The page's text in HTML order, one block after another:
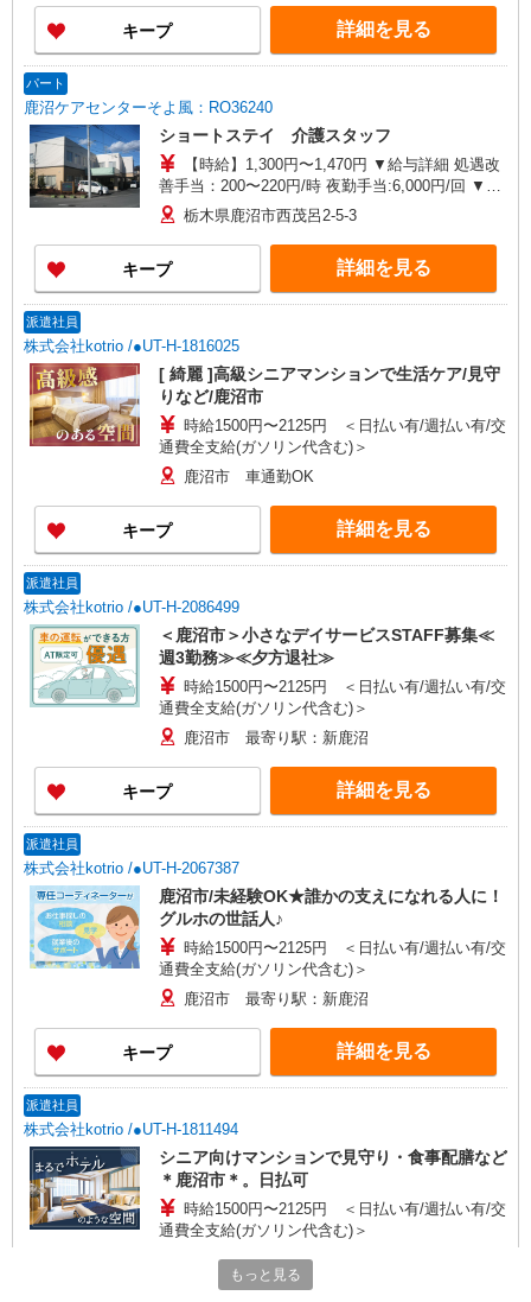
高額130万円） ※2025年6月支給実績 ※処遇改善
手当は試用期間中(3ヶ月)は支給なし
キープ 詳細を見る
パート
鹿沼ケアセンターそよ風：RO36240
ショートステイ 介護スタッフ
【時給】1,300円〜1,470円 ▼給与詳細 処遇改
善手当：200〜220円/時 夜勤手当:6,000円/回 ▼下
記別途支給 通勤手当 年末年始手当：380円/時 寸
志あり：年2回（6月・12月） ※業績による ※処
遇改善手当は試用期間中(3ヶ月)は支給なし
栃木県鹿沼市西茂呂2-5-3
キープ 詳細を見る
派遣社員
株式会社kotrio /●UT-H-1816025
[ 綺麗 ]高級シニアマンションで生活ケア/見守
りなど/鹿沼市
時給1500円〜2125円 ＜日払い有/週払い有/交
通費全支給(ガソリン代含む)＞
鹿沼市 車通勤OK
キープ 詳細を見る
派遣社員
株式会社kotrio /●UT-H-2086499
＜鹿沼市＞小さなデイサービスSTAFF募集≪
週3勤務≫≪夕方退社≫
時給1500円〜2125円 ＜日払い有/週払い有/交
通費全支給(ガソリン代含む)＞
鹿沼市 最寄り駅：新鹿沼
キープ 詳細を見る
派遣社員
株式会社kotrio /●UT-H-2067387
鹿沼市/未経験OK★誰かの支えになれる人に！
グルホの世話人♪
時給1500円〜2125円 ＜日払い有/週払い有/交
通費全支給(ガソリン代含む)＞
鹿沼市 最寄り駅：新鹿沼
キープ 詳細を見る
派遣社員
株式会社kotrio /●UT-H-1811494
シニア向けマンションで見守り・食事配膳など
＊鹿沼市＊。日払可
時給1500円〜2125円 ＜日払い有/週払い有/交
通費全支給(ガソリン代含む)＞
鹿沼市 最寄り駅：新鹿沼
もっと見る